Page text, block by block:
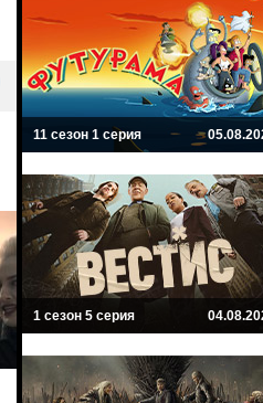
11 сезон 1 серия
1 сезон 5 серия